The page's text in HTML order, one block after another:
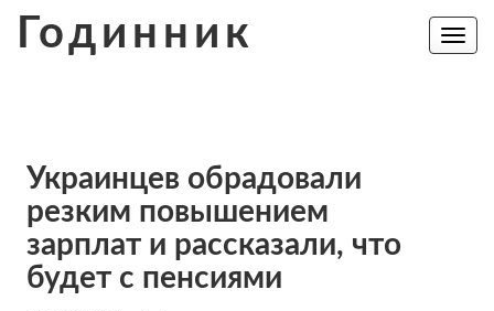
Годинник
Toggle
Украинцев обрадовали
резким повышением
зарплат и рассказали, что
будет с пенсиями